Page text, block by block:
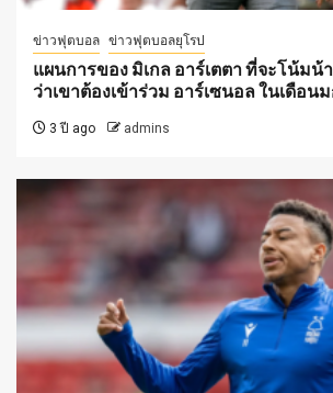
ข่าวฟุตบอล ข่าวฟุตบอลยุโรป
แผนการของ มิเกล อาร์เตตา ที่จะโน้มน้
ว่าเขาต้องเข้าร่วม อาร์เซนอล ในเดือน
3 ปี ago admins